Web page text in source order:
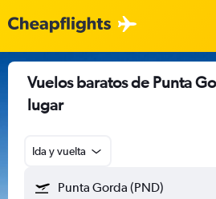
Vuelos baratos de Punta
lugar
Ida y vuelta
Punta Gorda (PND)